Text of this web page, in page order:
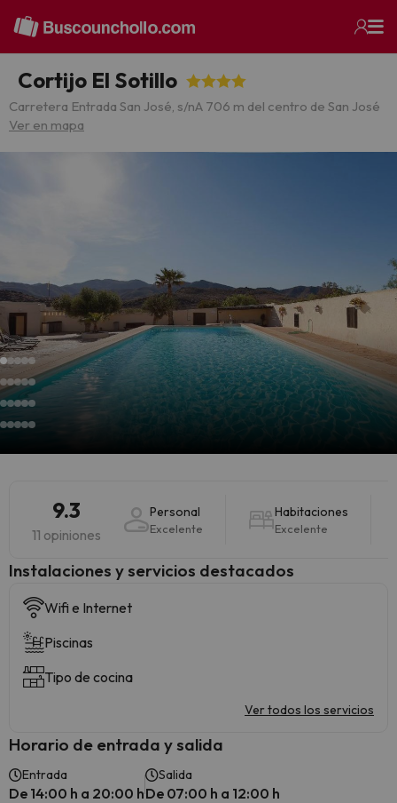
Cortijo El Sotillo
Carretera Entrada San José, s/nA 706 m del centro de San José
Ver en mapa
9.3
11 opiniones
Personal
Excelente
Habitaciones
Excelente
Instalaciones y servicios destacados
Wifi e Internet
Piscinas
Tipo de cocina
Ver todos los servicios
Horario de entrada y salida
Entrada
De 14:00 h a 20:00 h
Salida
De 07:00 h a 12:00 h